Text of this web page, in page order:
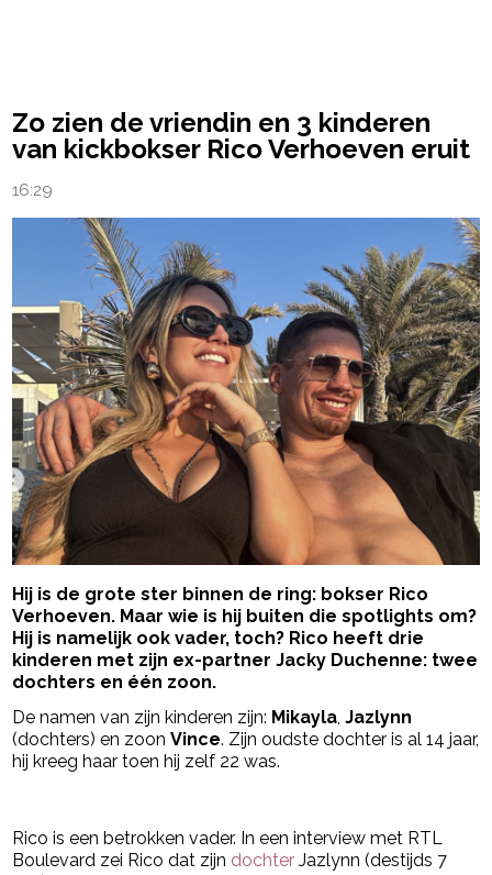
Zo zien de vriendin en 3 kinderen
van kickbokser Rico Verhoeven eruit
16:29
Hij is de grote ster binnen de ring: bokser Rico
Verhoeven. Maar wie is hij buiten die spotlights om?
Hij is namelijk ook vader, toch? Rico heeft drie
kinderen met zijn ex-partner Jacky Duchenne: twee
dochters en één zoon.
De namen van zijn kinderen zijn: Mikayla,Jazlynn
(dochters) en zoonVince. Zijn oudste dochter is al 14 jaar,
hij kreeg haar toen hij zelf 22 was.
Rico is een betrokken vader. In een interview met RTL
Boulevard zei Rico dat zijn dochter Jazlynn (destijds 7